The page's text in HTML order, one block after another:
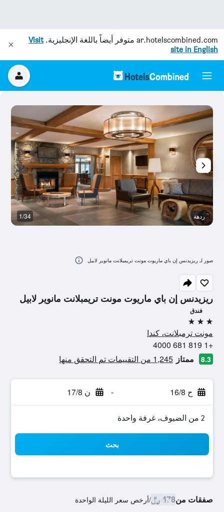
ar.hotelscombined.com متوفر أيضاً باللغة الإنجليزية.Visit
site in English
ريزيدنس إن باي ماريوت مونت تريمبلانت مانوير لابيل
فندق
3 نجوم
مونت ترمبلانت، كندا
+1 819 681 4000
8.3 ممتاز 1,245 من التقييمات تم التحقق منها
ح 16/8 - ن 17/8
2 من الضيوف، غرفة واحدة
بحث
صفقات من478 ﷼ /أرخص سعر الليلة الواحدة
ردهة 1/34
صور لـ ريزيدنس إن باي ماريوت مونت تريمبلانت مانوير لابيل